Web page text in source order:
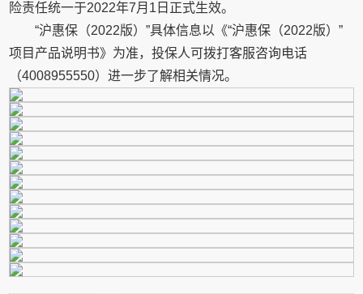
险责任统一于2022年7月1日正式生效。
“沪惠保（2022版）”具体信息以《“沪惠保（2022版）”
项目产品说明书》为准，投保人可拨打客服咨询电话
（4008955550）进一步了解相关情况。